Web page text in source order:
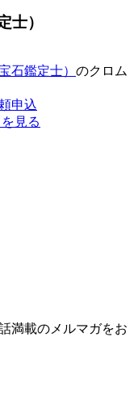
士）
石鑑定士） のクロム
見る
満載のメルマガをお